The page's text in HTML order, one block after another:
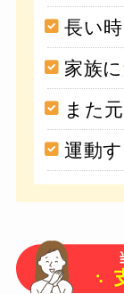
長い
家族に
また
運動